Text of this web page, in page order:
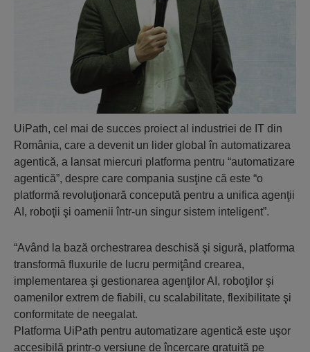
UiPath, cel mai de succes proiect al industriei de IT din
România, care a devenit un lider global în automatizarea
agentică, a lansat miercuri platforma pentru “automatizare
agentică”, despre care compania susţine că este “o
platformă revoluţionară concepută pentru a unifica agenţii
AI, roboţii şi oamenii într-un singur sistem inteligent”.
“Având la bază orchestrarea deschisă şi sigură, platforma
transformă fluxurile de lucru permiţând crearea,
implementarea şi gestionarea agenţilor AI, roboţilor şi
oamenilor extrem de fiabili, cu scalabilitate, flexibilitate şi
conformitate de neegalat.
Platforma UiPath pentru automatizare agentică este uşor
accesibilă printr-o versiune de încercare gratuită pe